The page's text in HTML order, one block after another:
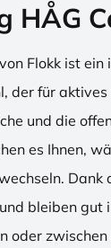
HÅG
von Flokk ist ein
der für
und die
es Ihnen,
bleiben gut
oder